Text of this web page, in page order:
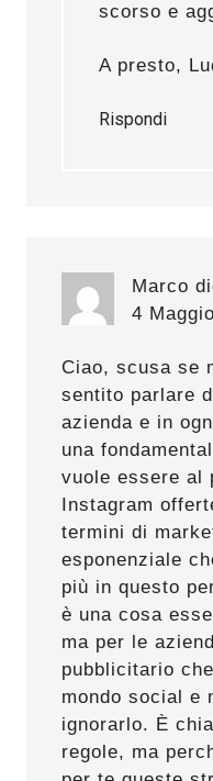
scorso e
A presto,
Rispondi
Marco
4
Ciao, scusa se
sentito parlare
azienda e in
una
vuole essere al
Instagram
termini di
esponenziale
più in questo
è una cosa
ma per le
pubblicitario
mondo social e
ignorarlo. È
regole, ma